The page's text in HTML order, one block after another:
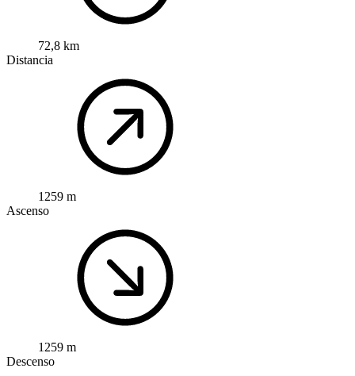
72,8 km
Distancia
1259 m
Ascenso
1259 m
Descenso